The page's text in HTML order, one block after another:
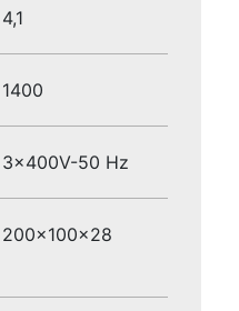
4,1
1400
3x400V-50 Hz
200x100x28